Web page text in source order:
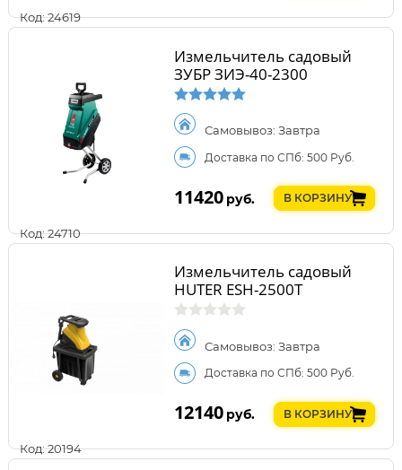
Код: 24619
Код: 24710
Измельчитель садовый
ЗУБР ЗИЭ-40-2300
Самовывоз: Завтра
Доставка по СПб: 500 Руб.
11420 руб. В КОРЗИНУ
Код: 20194
Измельчитель садовый
HUTER ESH-2500T
Самовывоз: Завтра
Доставка по СПб: 500 Руб.
12140 руб. В КОРЗИНУ